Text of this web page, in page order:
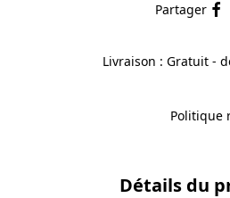
Partager
Livraison : Gratuit -
Politique
Détails du